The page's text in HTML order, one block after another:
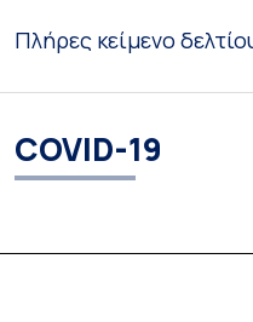
Πλήρες κείμενο
COVID-19